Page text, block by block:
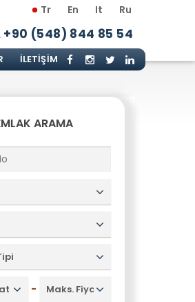
Tr En It Ru
+90 (548) 844 85 54
İLETIŞIM
ARAMA
- Maks. Fiyat